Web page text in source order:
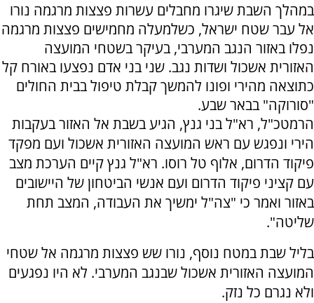
במהלך השבת שיגרו מחבלים עשרות פצצות מרגמה נורו
אל עבר שטח ישראל, כשלמעלה מחמישים פצצות מרגמה
נפלו באזור הנגב המערבי, בעיקר בשטחי המועצה
האזורית אשכול ושדות נגב. שני בני אדם נפצעו באורח קל
כתוצאה מהירי ופונו להמשך קבלת טיפול בבית החולים
"סורוקה" בבאר שבע.
הרמטכ"ל, רא"ל בני גנץ, הגיע בשבת אל האזור בעקבות
הירי ונפגש עם ראש המועצה האזורית אשכול ועם מפקד
פיקוד הדרום, אלוף טל רוסו. רא"ל גנץ קיים הערכת מצב
עם קציני פיקוד הדרום ועם אנשי הביטחון של היישובים
באזור ואמר כי "צה"ל ימשיך את העבודה, המצב תחת
שליטה".
בליל שבת במטח נוסף, נורו שש פצצות מרגמה אל שטחי
המועצה האזורית אשכול שבנגב המערבי. לא היו נפגעים
ולא נגרם כל נזק.